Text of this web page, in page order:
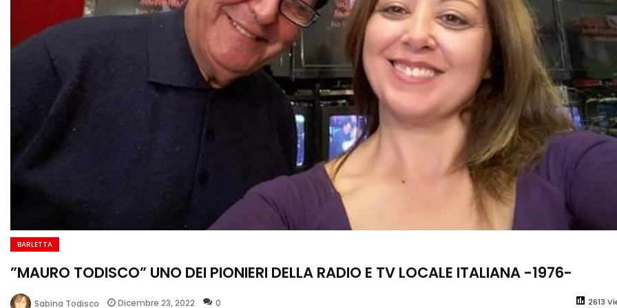
BARLETTA
”MAURO TODISCO” UNO DEI PIONIERI DELLA RADIO E TV LOCALE ITALIANA -1976-
Sabina Todisco Dicembre 23, 2022 2613
0